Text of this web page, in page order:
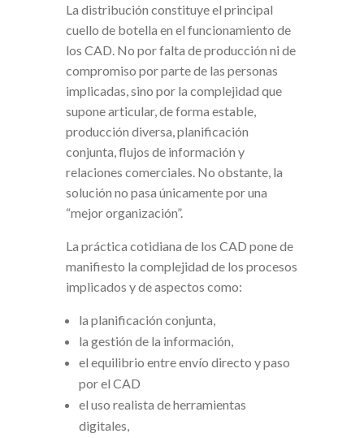
La distribución constituye el principal
cuello de botella en el funcionamiento de
los CAD. No por falta de producción ni de
compromiso por parte de las personas
implicadas, sino por la complejidad que
supone articular, de forma estable,
producción diversa, planificación
conjunta, flujos de información y
relaciones comerciales. No obstante, la
solución no pasa únicamente por una
“mejor organización”.
La práctica cotidiana de los CAD pone de
manifiesto la complejidad de los procesos
implicados y de aspectos como:
la planificación conjunta,
la gestión de la información,
el equilibrio entre envío directo y paso
por el CAD
el uso realista de herramientas
digitales,